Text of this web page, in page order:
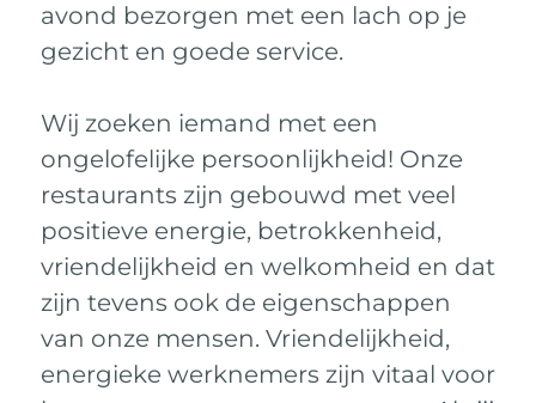
avond bezorgen met een lach op je
gezicht en goede service.
Wij zoeken iemand met een
ongelofelijke persoonlijkheid! Onze
restaurants zijn gebouwd met veel
positieve energie, betrokkenheid,
vriendelijkheid en welkomheid en dat
zijn tevens ook de eigenschappen
van onze mensen. Vriendelijkheid,
energieke werknemers zijn vitaal voor